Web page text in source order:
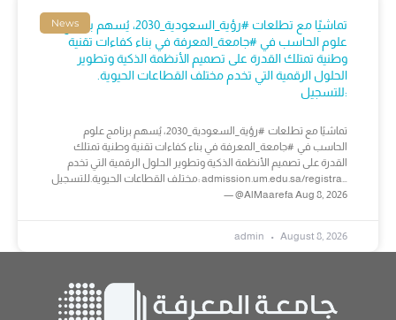
News
تماشيًا مع تطلعات #رؤية_السعودية_2030، يُسهم برنامج
علوم الحاسب في #جامعة_المعرفة في بناء كفاءات تقنية
وطنية تمتلك القدرة على تصميم الأنظمة الذكية وتطوير
الحلول الرقمية التي تخدم مختلف القطاعات الحيوية.
للتسجيل:
تماشيًا مع تطلعات #رؤية_السعودية_2030، يُسهم برنامج علوم
الحاسب في #جامعة_المعرفة في بناء كفاءات تقنية وطنية تمتلك
القدرة على تصميم الأنظمة الذكية وتطوير الحلول الرقمية التي تخدم
مختلف القطاعات الحيوية.للتسجيل: admission.um.edu.sa/registra…
— @AlMaarefa Aug 8, 2026
admin August 8, 2026